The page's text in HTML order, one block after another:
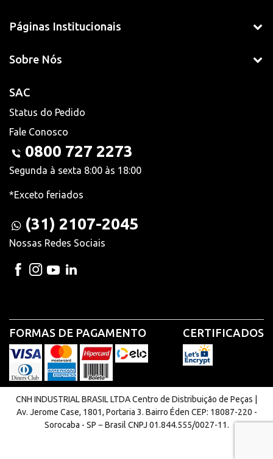
Páginas Institucionais
Sobre Nós
SAC
Status do Pedido
Fale Conosco
0800 727 2273
Segunda à sexta 8:00 às 18:00
*Exceto feriados
(31) 2107-2045
Nossas Redes Sociais
FORMAS DE PAGAMENTO CERTIFICADOS
CNH INDUSTRIAL BRASIL LTDA Centro de Distribuição de Peças |
Av. Jerome Case, 1801, Portaria 3. Bairro Éden CEP: 18087-220 -
Sorocaba - SP − Brasil CNPJ 01.844.555/0027-11.